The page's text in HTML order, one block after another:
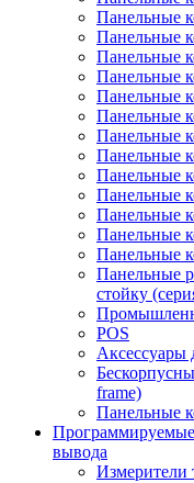
Панельные
Панельные
Панельные
Панельные
Панельные
Панельные
Панельные
Панельные
Панельные
Панельные
Панельные
Панельные
Панельные
Панельные
стойку
POS
Аксессуары
frame)
Панельные
вывода
Измерители